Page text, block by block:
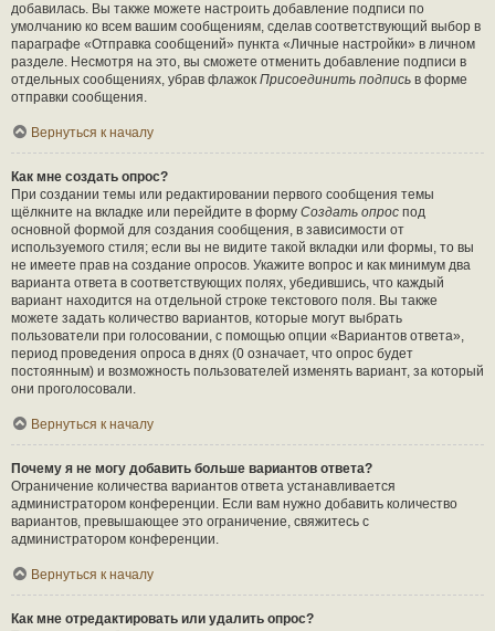
добавилась. Вы также можете настроить добавление подписи по
умолчанию ко всем вашим сообщениям, сделав соответствующий выбор в
параграфе «Отправка сообщений» пункта «Личные настройки» в личном
разделе. Несмотря на это, вы сможете отменить добавление подписи в
отдельных сообщениях, убрав флажок Присоединить подпись в форме
отправки сообщения.
Вернуться к началу
Как мне создать опрос?
При создании темы или редактировании первого сообщения темы
щёлкните на вкладке или перейдите в форму Создать опрос под
основной формой для создания сообщения, в зависимости от
используемого стиля; если вы не видите такой вкладки или формы, то вы
не имеете прав на создание опросов. Укажите вопрос и как минимум два
варианта ответа в соответствующих полях, убедившись, что каждый
вариант находится на отдельной строке текстового поля. Вы также
можете задать количество вариантов, которые могут выбрать
пользователи при голосовании, с помощью опции «Вариантов ответа»,
период проведения опроса в днях (0 означает, что опрос будет
постоянным) и возможность пользователей изменять вариант, за который
они проголосовали.
Вернуться к началу
Почему я не могу добавить больше вариантов ответа?
Ограничение количества вариантов ответа устанавливается
администратором конференции. Если вам нужно добавить количество
вариантов, превышающее это ограничение, свяжитесь с
администратором конференции.
Вернуться к началу
Как мне отредактировать или удалить опрос?